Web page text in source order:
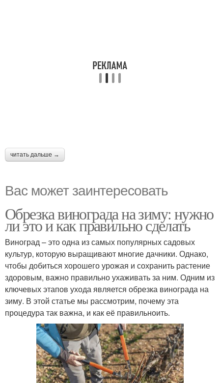
читать дальше →
Вас может заинтересовать
Обрезка винограда на зиму: нужно
ли это и как правильно сделать
Виноград – это одна из самых популярных садовых
культур, которую выращивают многие дачники. Однако,
чтобы добиться хорошего урожая и сохранить растение
здоровым, важно правильно ухаживать за ним. Одним из
ключевых этапов ухода является обрезка винограда на
зиму. В этой статье мы рассмотрим, почему эта
процедура так важна, и как её правильноить.